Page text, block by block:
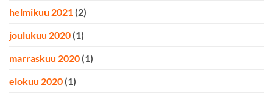
helmikuu 2021 (2)
joulukuu 2020 (1)
marraskuu 2020 (1)
elokuu 2020 (1)